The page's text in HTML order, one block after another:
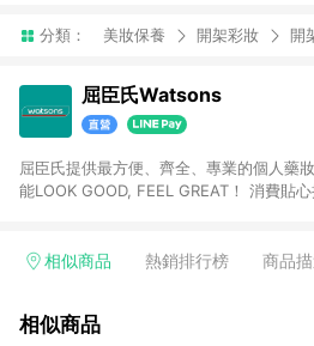
分類： 美妝保養 開架彩妝 開
屈臣氏Watsons
屈臣氏提供最方便、齊全、專業的個人藥
能LOOK GOOD, FEEL GREAT！ 消費貼
下單，每筆交易前請確認有經過LINE購物
數將於廠商出貨後30天前後發送。5.屈臣
相似商品 熱銷排行榜 商品
相似商品